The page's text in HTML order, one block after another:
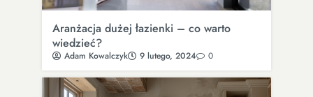
Aranżacja dużej łazienki – co warto
wiedzieć?
Adam Kowalczyk 9 lutego, 2024 0